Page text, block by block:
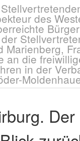
des
Marienberg,
an die
in der